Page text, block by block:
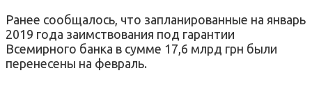
Ранее сообщалось, что запланированные на январь
2019 года заимствования под гарантии
Всемирного банка в сумме 17,6 млрд грн были
перенесены на февраль.